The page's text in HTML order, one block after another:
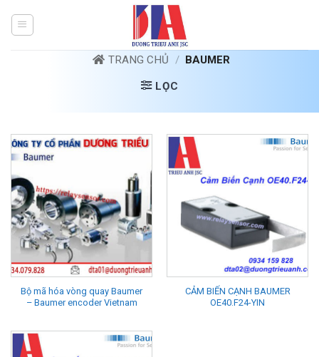
TRANG CHỦ / BAUMER
LỌC
Bộ mã hóa vòng quay Baumer
– Baumer encoder Vietnam
CẢM BIẾN CẠNH BAUMER
OE40.F24-YIN